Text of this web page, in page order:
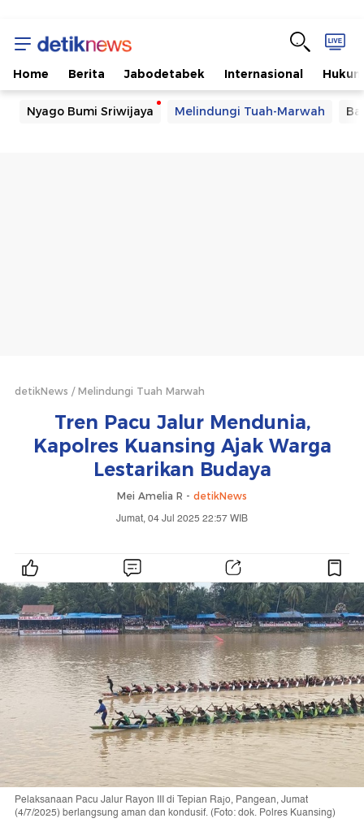
Home Berita Jabodetabek Internasional Hukum
Nyago Bumi Sriwijaya Melindungi Tuah-Marwah
detikNews Melindungi Tuah Marwah
Tren Pacu Jalur Mendunia,
Kapolres Kuansing Ajak Warga
Lestarikan Budaya
Mei Amelia R - detikNews
Jumat, 04 Jul 2025 22:57 WIB
Pelaksanaan Pacu Jalur Rayon III di Tepian Rajo, Pangean, Jumat
(4/7/2025) berlangsung aman dan kondusif. (Foto: dok. Polres Kuansing)